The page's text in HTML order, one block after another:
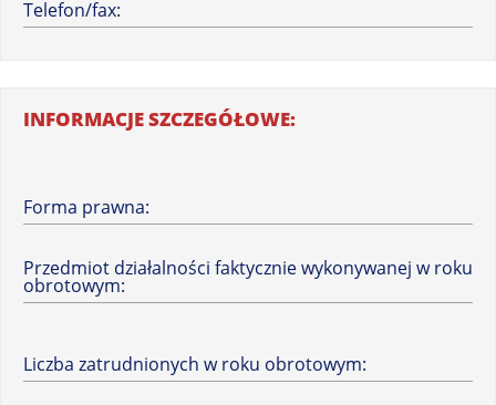
Telefon/fax:
INFORMACJE SZCZEGÓŁOWE:
Forma prawna:
Przedmiot działalności faktycznie wykonywanej w roku
obrotowym:
Liczba zatrudnionych w roku obrotowym: